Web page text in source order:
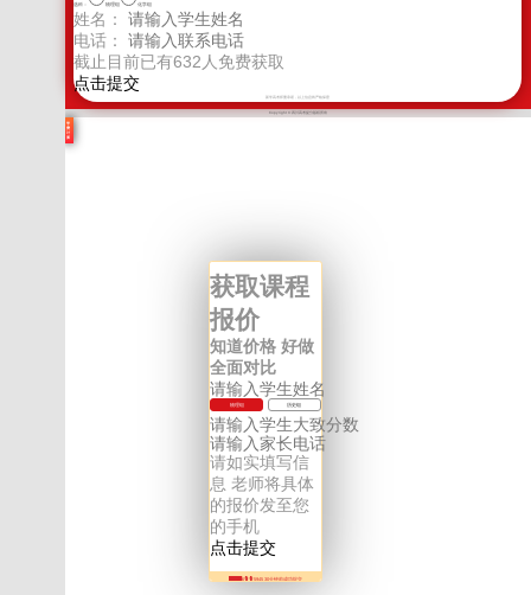
选科： 物理组 化学组
姓名：
电话：
截止目前已有632人免费获取
新学高考郑重承诺，以上信息将严格保密
Copyright © 四川高考提分版权所有
学
费
计
算
获取课程
报价
知道价格 好做
全面对比
物理组 历史组
请如实填写信
息 老师将具体
的报价发至您
的手机
136****5945 30分钟前成功提交